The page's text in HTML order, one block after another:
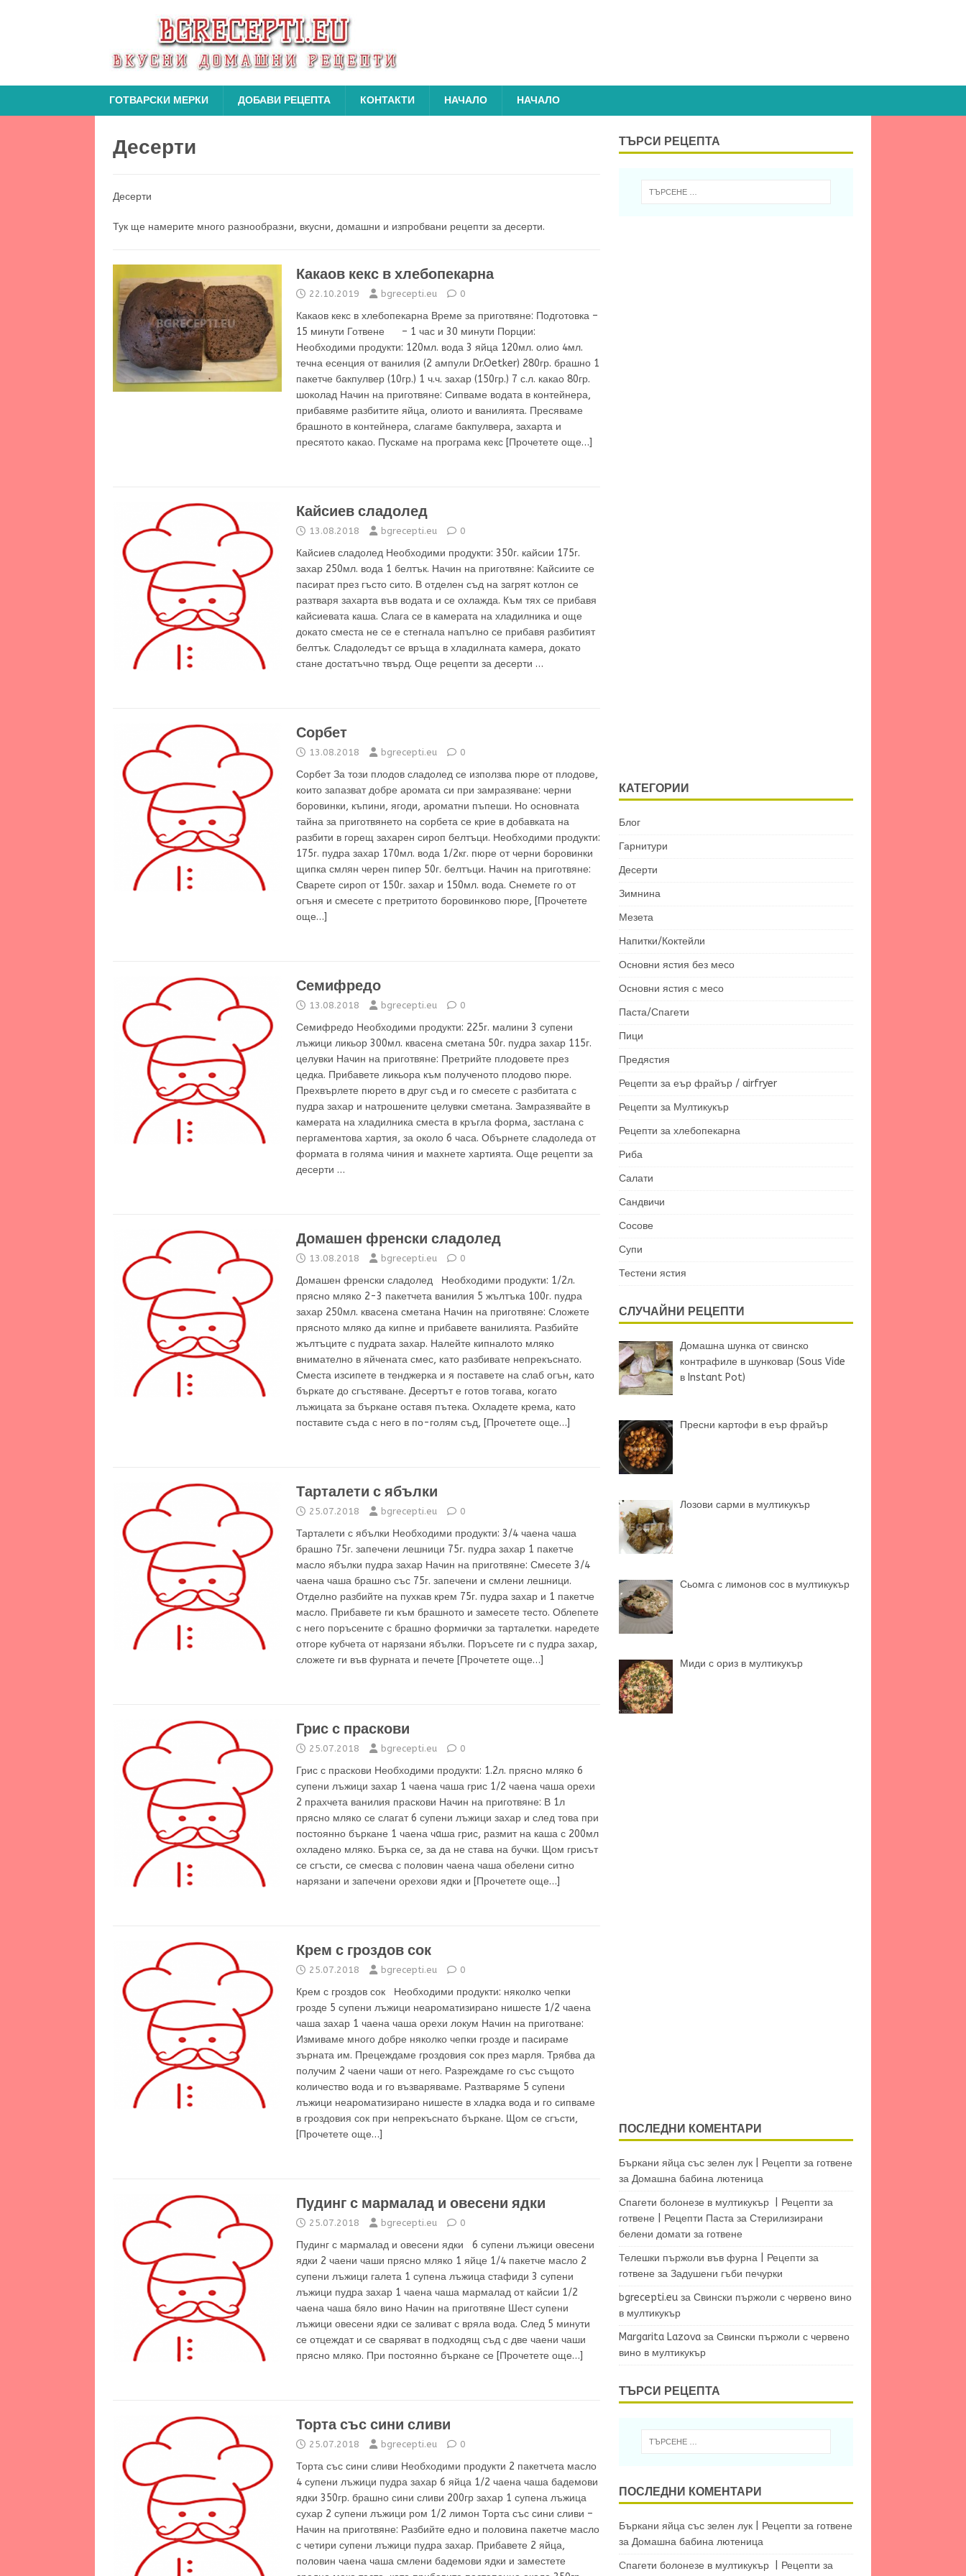
ГОТВАРСКИ МЕРКИ ДОБАВИ РЕЦЕПТА КОНТАКТИ НАЧАЛО НАЧАЛО
Десерти
Десерти
Тук ще намерите много разнообразни, вкусни, домашни и изпробвани рецепти за десерти.
Какаов кекс в хлебопекарна
22.10.2019 bgrecepti.eu 0
Какаов кекс в хлебопекарна Време за приготвяне: Подготовка –
15 минути Готвене – 1 час и 30 минути Порции:
Необходими продукти: 120мл. вода 3 яйца 120мл. олио 4мл.
течна есенция от ванилия (2 ампули Dr.Oetker) 280гр. брашно 1
пакетче бакпулвер (10гр.) 1 ч.ч. захар (150гр.) 7 с.л. какао 80гр.
шоколад Начин на приготвяне: Сипваме водата в контейнера,
прибавяме разбитите яйца, олиото и ванилията. Пресяваме
брашното в контейнера, слагаме бакпулвера, захарта и
пресятото какао. Пускаме на програма кекс [Прочетете още…]
Кайсиев сладолед
13.08.2018 bgrecepti.eu 0
Кайсиев сладолед Необходими продукти: 350г. кайсии 175г.
захар 250мл. вода 1 белтък. Начин на приготвяне: Кайсиите се
пасират през гъсто сито. В отделен съд на загрят котлон се
разтваря захарта във водата и се охлажда. Към тях се прибавя
кайсиевата каша. Слага се в камерата на хладилника и още
докато сместа не се е стегнала напълно се прибавя разбитият
белтък. Сладоледът се връща в хладилната камера, докато
стане достатъчно твърд. Още рецепти за десерти …
Сорбет
13.08.2018 bgrecepti.eu 0
Сорбет За този плодов сладолед се използва пюре от плодове,
които запазват добре аромата си при замразяване: черни
боровинки, къпини, ягоди, ароматни пъпеши. Но основната
тайна за приготвянето на сорбета се крие в добавката на
разбити в горещ захарен сироп белтъци. Необходими продукти:
175г. пудра захар 170мл. вода 1/2кг. пюре от черни боровинки
щипка смлян черен пипер 50г. белтъци. Начин на приготвяне:
Сварете сироп от 150г. захар и 150мл. вода. Снемете го от
огъня и смесете с претритото боровинково пюре, [Прочетете
още…]
Семифредо
13.08.2018 bgrecepti.eu 0
Семифредо Необходими продукти: 225г. малини 3 супени
лъжици ликьор 300мл. квасена сметана 50г. пудра захар 115г.
целувки Начин на приготвяне: Претрийте плодовете през
цедка. Прибавете ликьора към полученото плодово пюре.
Прехвърлете пюрето в друг съд и го смесете с разбитата с
пудра захар и натрошените целувки сметана. Замразявайте в
камерата на хладилника сместа в кръгла форма, застлана с
пергаментова хартия, за около 6 часа. Обърнете сладоледа от
формата в голяма чиния и махнете хартията. Още рецепти за
десерти …
Домашен френски сладолед
13.08.2018 bgrecepti.eu 0
Домашен френски сладолед Необходими продукти: 1/2л.
прясно мляко 2-3 пакетчета ванилия 5 жълтъка 100г. пудра
захар 250мл. квасена сметана Начин на приготвяне: Сложете
прясното мляко да кипне и прибавете ванилията. Разбийте
жълтъците с пудрата захар. Налейте кипналото мляко
внимателно в яйчената смес, като разбивате непрекъснато.
Сместа изсипете в тенджерка и я поставете на слаб огън, като
бъркате до сгъстяване. Десертът е готов тогава, когато
лъжицата за бъркане оставя пътека. Охладете крема, като
поставите съда с него в по-голям съд, [Прочетете още…]
Тарталети с ябълки
25.07.2018 bgrecepti.eu 0
Тарталети с ябълки Необходими продукти: 3/4 чаена чаша
брашно 75г. запечени лешници 75г. пудра захар 1 пакетче
масло ябълки пудра захар Начин на приготвяне: Смесете 3/4
чаена чаша брашно със 75г. запечени и смлени лешници.
Отделно разбийте на пухкав крем 75г. пудра захар и 1 пакетче
масло. Прибавете ги към брашното и замесете тесто. Облепете
с него поръсените с брашно формички за тарталетки. наредете
отгоре кубчета от нарязани ябълки. Поръсете ги с пудра захар,
сложете ги във фурната и печете [Прочетете още…]
Грис с праскови
25.07.2018 bgrecepti.eu 0
Грис с праскови Необходими продукти: 1.2л. прясно мляко 6
супени лъжици захар 1 чаена чаша грис 1/2 чаена чаша орехи
2 прахчета ванилия праскови Начин на приготвяне: В 1л
прясно мляко се слагат 6 супени лъжици захар и след това при
постоянно бъркане 1 чаена чaша грис, размит на каша с 200мл
охладено мляко. Бърка се, за да не става на бучки. Щом грисът
се сгъсти, се смесва с половин чаена чаша обелени ситно
нарязани и запечени орехови ядки и [Прочетете още…]
Крем с гроздов сок
25.07.2018 bgrecepti.eu 0
Крем с гроздов сок Необходими продукти: няколко чепки
грозде 5 супени лъжици неароматизирано нишесте 1/2 чаена
чаша захар 1 чаена чаша орехи локум Начин на приготване:
Измиваме много добре няколко чепки грозде и пасираме
зърната им. Прецеждаме гроздовия сок през марля. Трябва да
получим 2 чаени чаши от него. Разреждаме го със същото
количество вода и го възваряваме. Разтваряме 5 супени
лъжици неароматизирано нишесте в хладка вода и го сипваме
в гроздовия сок при непрекъснато бъркане. Щом се сгъсти,
[Прочетете още…]
Пудинг с мармалад и овесени ядки
25.07.2018 bgrecepti.eu 0
Пудинг с мармалад и овесени ядки 6 супени лъжици овесени
ядки 2 чаени чаши прясно мляко 1 яйце 1/4 пакетче масло 2
супени лъжици галета 1 супена лъжица стафиди 3 супени
лъжици пудра захар 1 чаена чаша мармалад от кайсии 1/2
чаена чаша бяло вино Начин на приготвяне Шест супени
лъжици овесени ядки се заливат с вряла вода. След 5 минути
се отцеждат и се сваряват в подходящ съд с две чаени чаши
прясно мляко. При постоянно бъркане се [Прочетете още…]
Торта със сини сливи
25.07.2018 bgrecepti.eu 0
Торта със сини сливи Необходими продукти 2 пакетчета масло
4 супени лъжици пудра захар 6 яйца 1/2 чаена чаша бадемови
ядки 350гр. брашно сини сливи 200гр захар 1 супена лъжица
сухар 2 супени лъжици ром 1/2 лимон Торта със сини сливи –
Начин на приготвяне: Разбийте едно и половина пакетче масло
с четири супени лъжици пудра захар. Прибавете 2 яйца,
половин чаена чаша смлени бадемови ядки и заместете
ТЪРСИ РЕЦЕПТА
КАТЕГОРИИ
Блог
Гарнитури
Десерти
Зимнина
Мезета
Напитки/Коктейли
Основни ястия без месо
Основни ястия с месо
Паста/Спагети
Пици
Предястия
Рецепти за еър фрайър / airfryer
Рецепти за Мултикукър
Рецепти за хлебопекарна
Риба
Салати
Сандвичи
Сосове
Супи
Тестени ястия
СЛУЧАЙНИ РЕЦЕПТИ
Домашна шунка от свинско
контрафиле в шунковар (Sous Vide
в Instant Pot)
Пресни картофи в еър фрайър
Лозови сарми в мултикукър
Сьомга с лимонов сос в мултикукър
Миди с ориз в мултикукър
ПОСЛЕДНИ КОМЕНТАРИ
Бъркани яйца със зелен лук | Рецепти за готвене
за Домашна бабина лютеница
Спагети болонезе в мултикукър | Рецепти за
готвене | Рецепти Пастаза Стерилизирани
белени домати за готвене
Телешки пържоли във фурна | Рецепти за
готвене за Задушени гъби печурки
bgrecepti.euза Свински пържоли с червено вино
в мултикукър
Margarita Lazovaза Свински пържоли с червено
вино в мултикукър
ТЪРСИ РЕЦЕПТА
ПОСЛЕДНИ КОМЕНТАРИ
Бъркани яйца със зелен лук | Рецепти за готвене
за Домашна бабина лютеница
Спагети болонезе в мултикукър | Рецепти за